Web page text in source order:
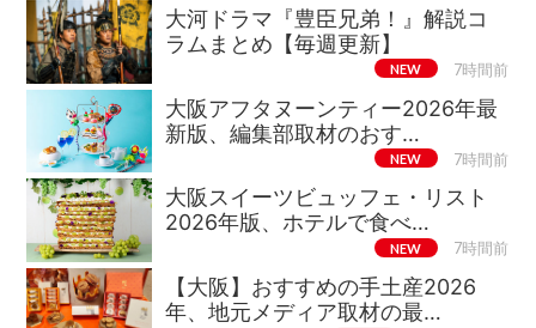
大河ドラマ『豊臣兄弟！』解説コ
ラムまとめ【毎週更新】
NEW 7時間前
大阪アフタヌーンティー2026年最
新版、編集部取材のおす…
NEW 7時間前
大阪スイーツビュッフェ・リスト
2026年版、ホテルで食べ…
NEW 7時間前
【大阪】おすすめの手土産2026
年、地元メディア取材の最…